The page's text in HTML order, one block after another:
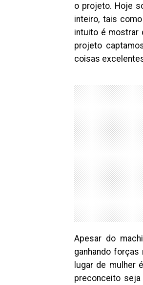
o projeto. Hoje
inteiro, tais
intuito é mostrar
projeto
coisas
Apesar do
ganhando
lugar de mulher
preconceito seja